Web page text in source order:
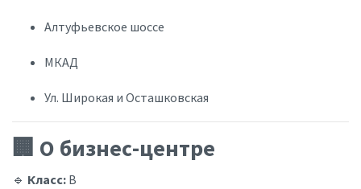
Алтуфьевское шоссе
МКАД
Ул. Широкая и Осташковская
🏢 О бизнес-центре
🔹 Класс: В